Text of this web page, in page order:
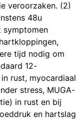
veroorzaken. (2)
48u
symptomen
tijd nodig om
12-
rust, myocardiaal
stress, MUGA-
in rust en bij
en hartslag